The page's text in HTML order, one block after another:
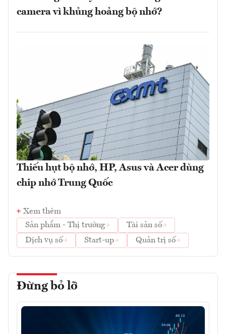
camera vì khủng hoảng bộ nhớ?
Thiếu hụt bộ nhớ, HP, Asus và Acer dùng
chip nhớ Trung Quốc
Xem thêm
Sản phẩm - Thị trường
Tài sản số
Dịch vụ số
Start-up Quản trị số
Đừng bỏ lỡ